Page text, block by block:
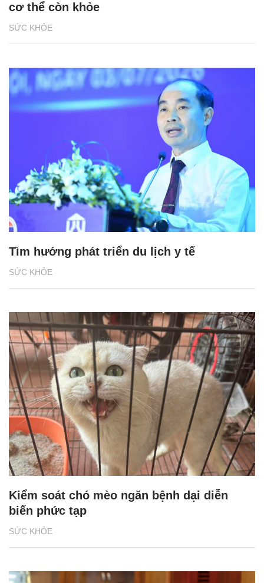
SỨC KHỎE
cơ thể còn khỏe
SỨC KHỎE
Tìm hướng phát triển du lịch y tế
SỨC KHỎE
Kiểm soát chó mèo ngăn bệnh dại diễn
biến phức tạp